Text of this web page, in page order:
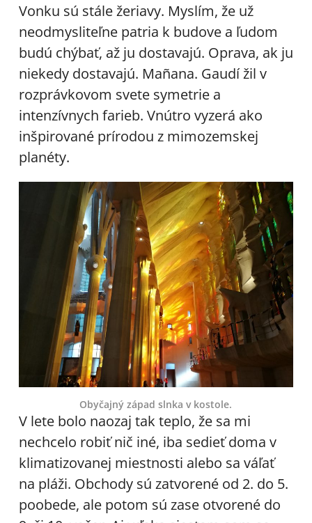
Vonku sú stále žeriavy. Myslím, že už
neodmysliteľne patria k budove a ľudom
budú chýbať, až ju dostavajú. Oprava, ak ju
niekedy dostavajú. Mañana. Gaudí žil v
rozprávkovom svete symetrie a
intenzívnych farieb. Vnútro vyzerá ako
inšpirované prírodou z mimozemskej
planéty.
Obyčajný západ slnka v kostole.
V lete bolo naozaj tak teplo, že sa mi
nechcelo robiť nič iné, iba sedieť doma v
klimatizovanej miestnosti alebo sa váľať
na pláži. Obchody sú zatvorené od 2. do 5.
poobede, ale potom sú zase otvorené do